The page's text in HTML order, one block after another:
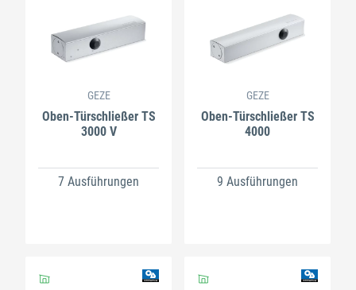
GEZE
Oben-Türschließer TS
3000 V
7 Ausführungen
GEZE
Oben-Türschließer TS
4000
9 Ausführungen